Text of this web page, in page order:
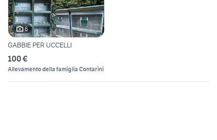
6
GABBIE PER UCCELLI
100 €
Allevamento della famiglia Contarini